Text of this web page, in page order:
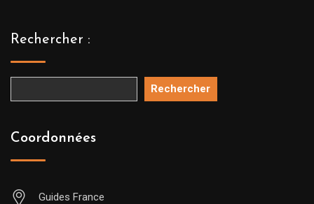
Rechercher :
Rechercher
Coordonnées
Guides France